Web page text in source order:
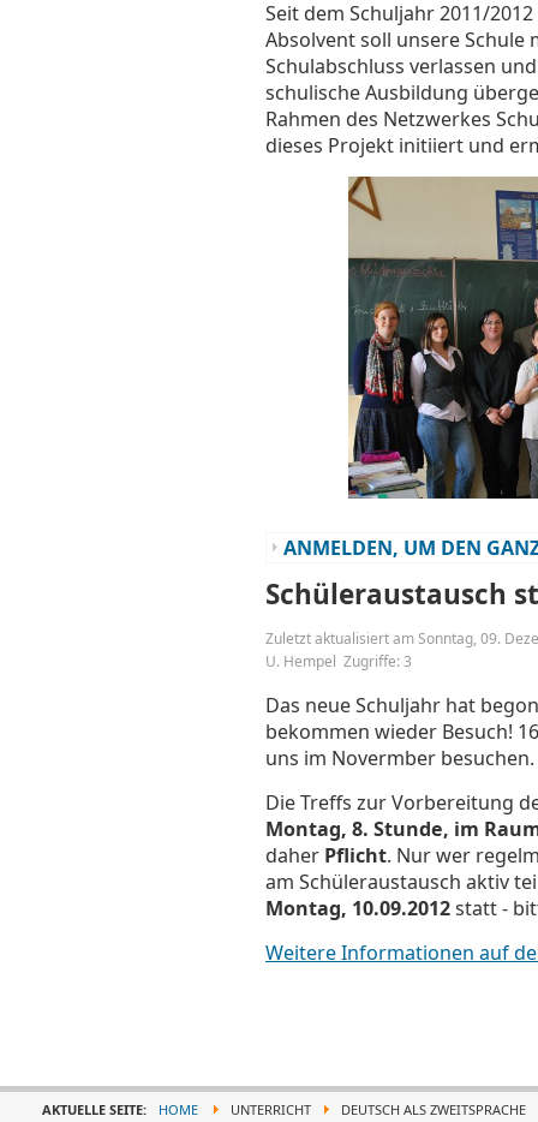
Seit dem Schuljahr 2011/
Absolvent soll unsere
Schulabschluss verlassen
schulische Ausbildung
Rahmen des Netzwerkes
dieses Projekt initiiert und
ANMELDEN, UM DEN
Schüleraustausch
Zuletzt aktualisiert am Sonntag, 09.
U. Hempel Zugriffe: 3
Das neue Schuljahr hat
bekommen wieder Besuch!
uns im Novermber
Die Treffs zur Vorbereitung
Montag, 8. Stunde, im
daher Pflicht. Nur wer
am Schüleraustausch aktiv
Montag, 10.09.2012statt -
Weitere Informationen auf
AKTUELLE SEITE: HOME UNTERRICHT DEUTSCH ALS ZWEITSPRACHE